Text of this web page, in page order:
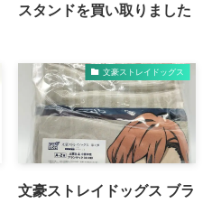
スタンドを買い取りました
文豪ストレイドッグス
文豪ストレイドッグス ブラ